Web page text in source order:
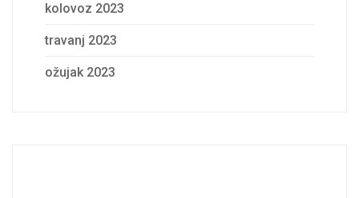
kolovoz 2023
travanj 2023
ožujak 2023